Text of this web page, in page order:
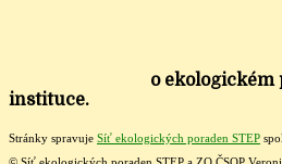
o ekologickém
instituce.
Stránky spravuje Síť ekologických poraden STEP